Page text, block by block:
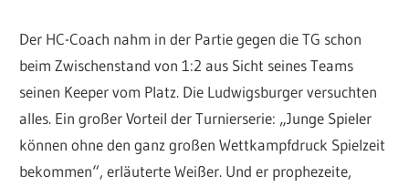
Der HC-Coach nahm in der Partie gegen die TG schon
beim Zwischenstand von 1:2 aus Sicht seines Teams
seinen Keeper vom Platz. Die Ludwigsburger versuchten
alles. Ein großer Vorteil der Turnierserie: „Junge Spieler
können ohne den ganz großen Wettkampfdruck Spielzeit
bekommen“, erläuterte Weißer. Und er prophezeite,